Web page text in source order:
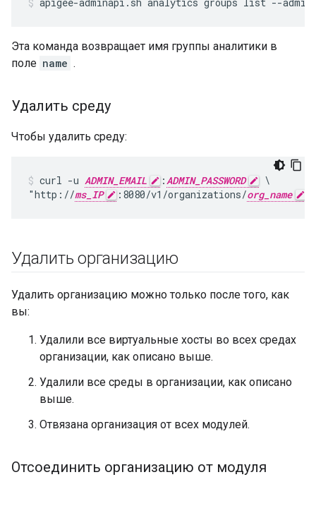
Эта команда возвращает имя группы аналитики в
поле name .
Удалить среду
Чтобы удалить среду:
curl -u ADMIN_EMAIL :ADMIN_PASSWORD
\
"http://ms_IP :8080/v1/organizations/org_name
Удалить организацию
Удалить организацию можно только после того, как
вы:
Удалили все виртуальные хосты во всех средах
организации, как описано выше.
Удалили все среды в организации, как описано
выше.
Отвязана организация от всех модулей.
Отсоединить организацию от модуля